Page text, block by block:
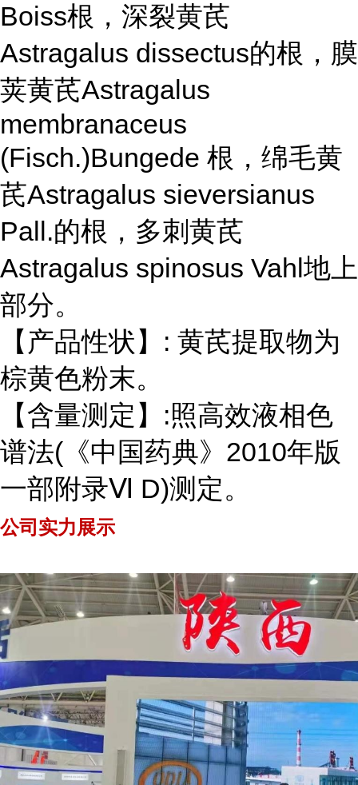
Boiss根，深裂黄芪
Astragalus dissectus的根，膜
荚黄芪Astragalus
membranaceus
(Fisch.)Bungede 根，绵毛黄
芪Astragalus sieversianus
Pall.的根，多刺黄芪
Astragalus spinosus Vahl地上
部分。
【产品性状】: 黄芪提取物为
棕黄色粉末。
【含量测定】:照高效液相色
谱法(《中国药典》2010年版
一部附录Ⅵ D)测定。
公司实力展示